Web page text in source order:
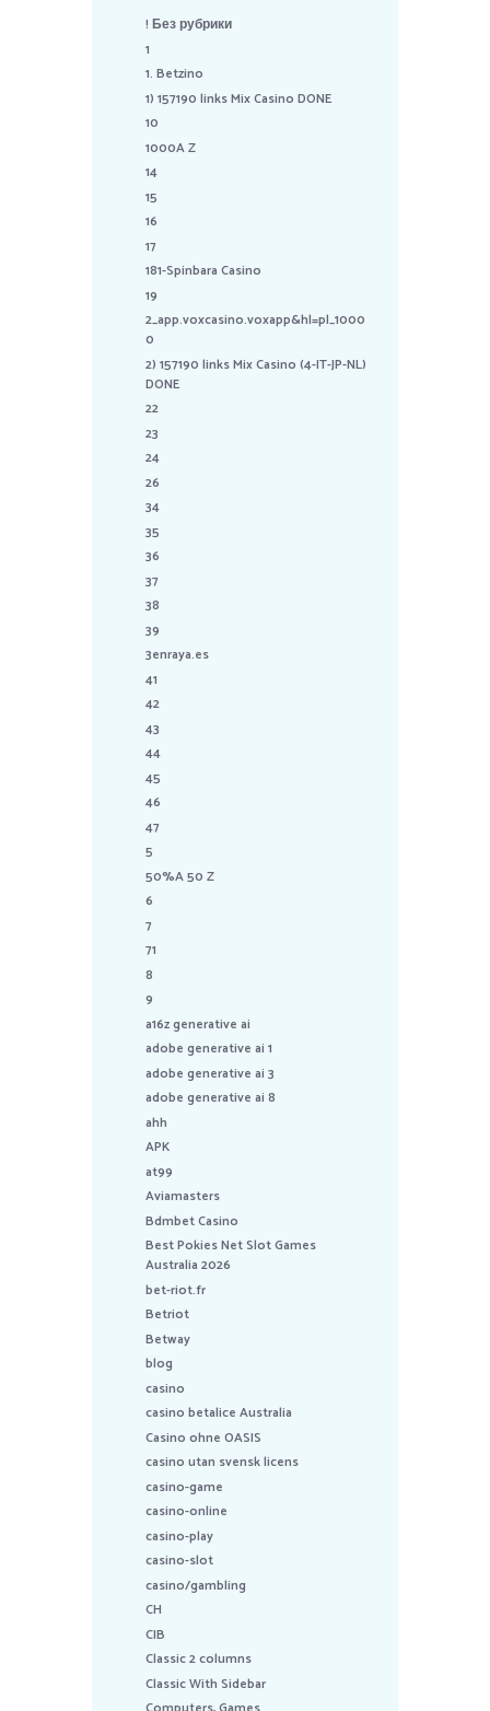
! Без рубрики
1
1. Betzino
1) 157190 links Mix Casino DONE
10
1000A Z
14
15
16
17
181-Spinbara Casino
19
2_app.voxcasino.voxapp&hl=pl_1000
0
2) 157190 links Mix Casino (4-IT-JP-NL)
DONE
22
23
24
26
34
35
36
37
38
39
3enraya.es
41
42
43
44
45
46
47
5
50%A 50 Z
6
7
71
8
9
a16z generative ai
adobe generative ai 1
adobe generative ai 3
adobe generative ai 8
ahh
APK
at99
Aviamasters
Bdmbet Casino
Best Pokies Net Slot Games
Australia 2026
bet-riot.fr
Betriot
Betway
blog
casino
casino betalice Australia
Casino ohne OASIS
casino utan svensk licens
casino-game
casino-online
casino-play
casino-slot
casino/gambling
CH
CIB
Classic 2 columns
Classic With Sidebar